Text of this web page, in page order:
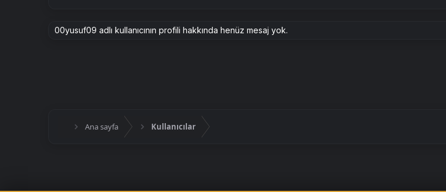
00yusuf09 adlı kullanıcının profili hakkında henüz mesaj yok.
Ana sayfa Kullanıcılar